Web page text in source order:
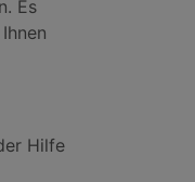
Es
Hilfe